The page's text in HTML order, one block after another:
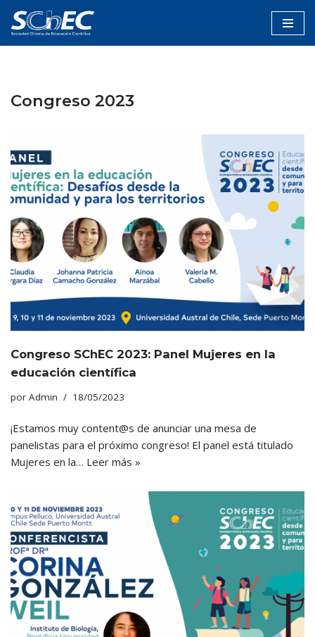
Saltar
Congreso 2023
Congreso SChEC 2023: Panel Mujeres en la
educación científica
por Admin 18/05/2023
¡Estamos muy content@s de anunciar una mesa de
panelistas para el próximo congreso! El panel está titulado
Mujeres en la… Leer más »